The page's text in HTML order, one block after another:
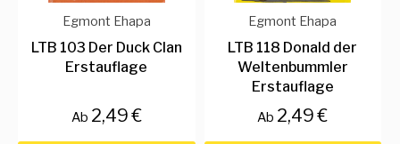
Egmont Ehapa
LTB 103 Der Duck Clan
Erstauflage
Ab 2,49 €
Egmont Ehapa
LTB 118 Donald der
Weltenbummler
Erstauflage
Ab 2,49 €